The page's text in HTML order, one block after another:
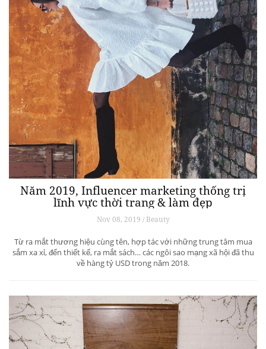
Năm 2019, Influencer marketing thống trị
lĩnh vực thời trang & làm đẹp
Nov 08, 2019 / Beauty
Từ ra mắt thương hiệu cùng tên, hợp tác với những trung tâm mua
sắm xa xỉ, đến thiết kế, ra mắt sách… các ngôi sao mạng xã hội đã thu
về hàng tỷ USD trong năm 2018.